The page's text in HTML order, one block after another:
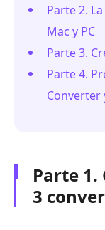
Parte 2.
Mac y PC
Parte 3.
Parte 4.
Converter
Parte 1.
3